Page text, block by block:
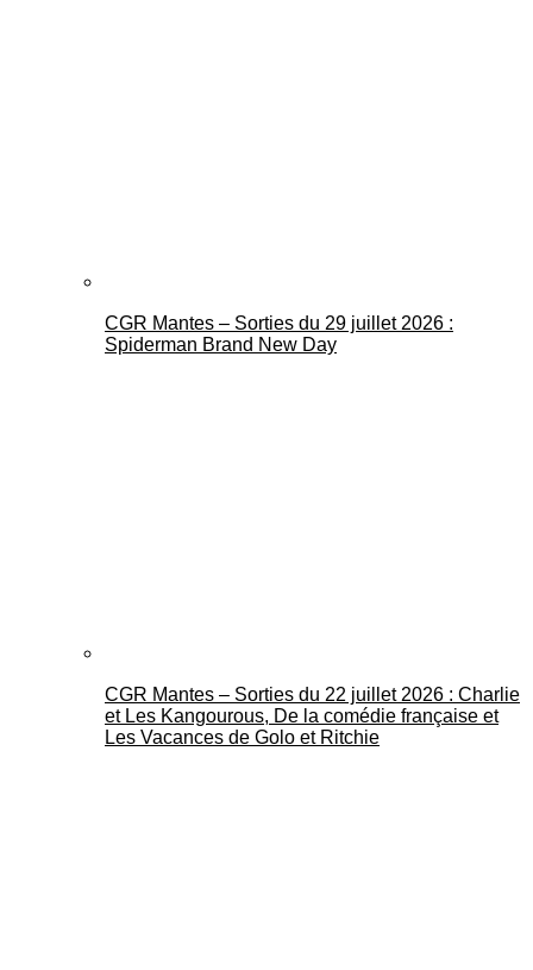
CGR Mantes – Sorties du 29 juillet 2026 :
Spiderman Brand New Day
CGR Mantes – Sorties du 22 juillet 2026 : Charlie
et Les Kangourous, De la comédie française et
Les Vacances de Golo et Ritchie